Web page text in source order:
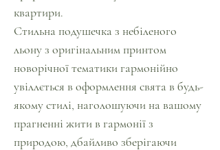
квартири.
Стильна подушечка з небіленого
льону з оригінальним принтом
новорічної тематики гармонійно
увіллється в оформлення свята в будь-
якому стилі, наголошуючи на вашому
прагненні жити в гармонії з
природою, дбайливо зберігаючи